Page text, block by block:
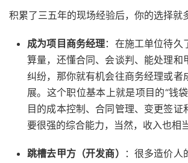
积累了三五年的现场经验后，你的选择就
成为项目商务经理：在施工单位待久
算量，还懂合同、会谈判、能处理和
纠纷，那你就有机会往商务经理或者
展。这个职位基本上就是项目的“钱
目的成本控制、合同管理、变更签证
要很强的综合能力，当然，收入也相
跳槽去甲方（开发商）
：很多造价人